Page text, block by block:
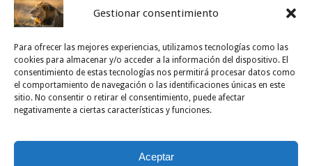
Gestionar consentimiento
Para ofrecer las mejores experiencias, utilizamos tecnologías como las
cookies para almacenar y/o acceder a la información del dispositivo. El
consentimiento de estas tecnologías nos permitirá procesar datos como
el comportamiento de navegación o las identificaciones únicas en este
sitio. No consentir o retirar el consentimiento, puede afectar
negativamente a ciertas características y funciones.
Aceptar
Pulso Global
POLÍTICA DE PRIVACIDAD – NOTICIAS PONCE OFICIAL
TÉRMINOS Y CONDICIONES – NOTICIAS PONCE OFICIAL
Opt-out preferences